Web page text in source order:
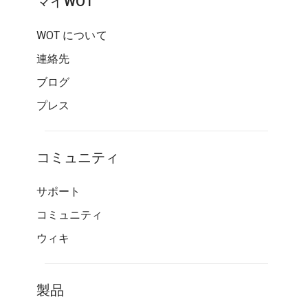
WOT について
連絡先
ブログ
プレス
コミュニティ
サポート
コミュニティ
ウィキ
製品